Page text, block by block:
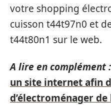
votre shopping
cuisson t44t97n0 et
t44t80n1 sur le web.
A lire en complément :
un site internet afin
d’électroménager de